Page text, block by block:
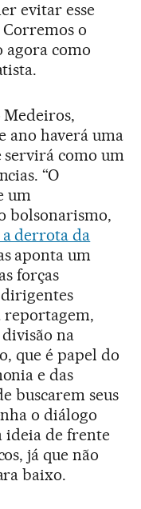
evitar esse
o
agora como
Medeiros,
ano haverá uma
servirá como um
“O
um
bolsonarismo,
derrota da
aponta um
forças
dirigentes
reportagem,
na
que é papel do
e das
buscarem seus
o diálogo
ideia de frente
já que não
baixo.